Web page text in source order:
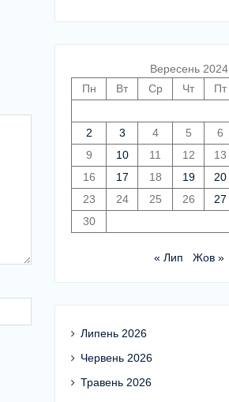
Вересень 2024
Пн
Вт Ср Чт Пт
2
3 4 5 6
9
10 11 12 13
16
17 18 19 20
23
24 25 26 27
30
« Лип Жов »
Липень 2026
Червень 2026
Травень 2026